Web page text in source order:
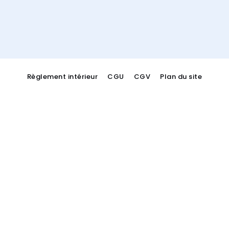
Règlement intérieur CGU CGV Plan du site